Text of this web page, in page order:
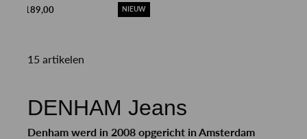
€ 189,00 NIEUW
15 artikelen
DENHAM Jeans
Denham werd in 2008 opgericht in Amsterdam